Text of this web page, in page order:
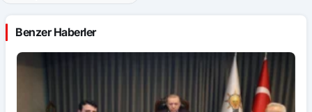
Benzer Haberler